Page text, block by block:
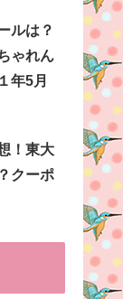
ルは？
ゃれん
年5月
！東大
クーポ